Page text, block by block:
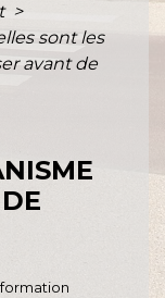
>
sont les
avant de